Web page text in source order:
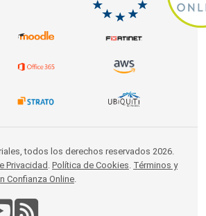
todos los derechos reservados 2026.
Privacidad Política de Cookies Términos y
Confianza Online